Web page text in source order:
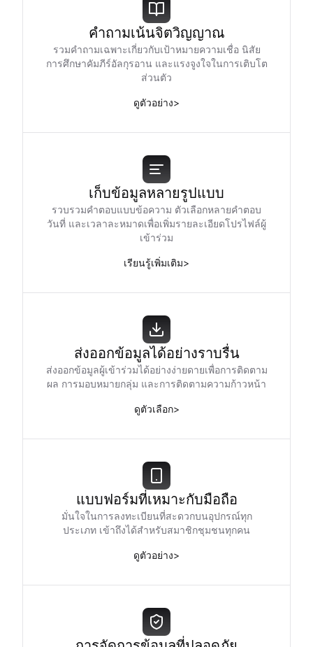
คำถามเน้นจิตวิญญาณ
รวมคำถามเฉพาะเกี่ยวกับเป้าหมายความเชื่อ นิสัย
การศึกษาคัมภีร์อัลกุรอาน และแรงจูงใจในการเติบโต
ส่วนตัว
ดูตัวอย่าง>
เก็บข้อมูลหลายรูปแบบ
รวบรวมคำตอบแบบข้อความ ตัวเลือกหลายคำตอบ
วันที่ และเวลาละหมาดเพื่อเพิ่มรายละเอียดโปรไฟล์ผู้
เข้าร่วม
เรียนรู้เพิ่มเติม>
ส่งออกข้อมูลได้อย่างราบรื่น
ส่งออกข้อมูลผู้เข้าร่วมได้อย่างง่ายดายเพื่อการติดตาม
ผล การมอบหมายกลุ่ม และการติดตามความก้าวหน้า
ดูตัวเลือก>
แบบฟอร์มที่เหมาะกับมือถือ
มั่นใจในการลงทะเบียนที่สะดวกบนอุปกรณ์ทุก
ประเภท เข้าถึงได้สำหรับสมาชิกชุมชนทุกคน
ดูตัวอย่าง>